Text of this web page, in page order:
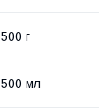
500 г
500 мл